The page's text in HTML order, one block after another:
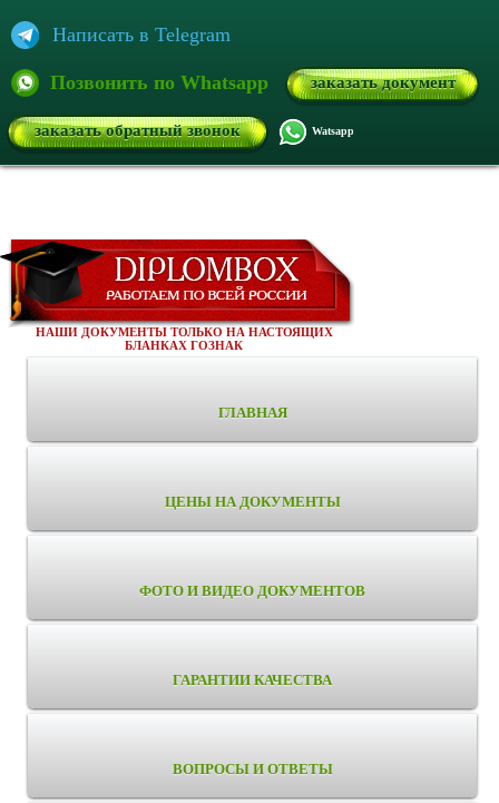
Написать в Telegram
Позвонить по Whatsapp заказать документ
заказать обратный звонок Watsapp
НАШИ ДОКУМЕНТЫ ТОЛЬКО НА НАСТОЯЩИХ
БЛАНКАХ ГОЗНАК
ГЛАВНАЯ
ЦЕНЫ НА ДОКУМЕНТЫ
ФОТО И ВИДЕО ДОКУМЕНТОВ
ГАРАНТИИ КАЧЕСТВА
ВОПРОСЫ И ОТВЕТЫ